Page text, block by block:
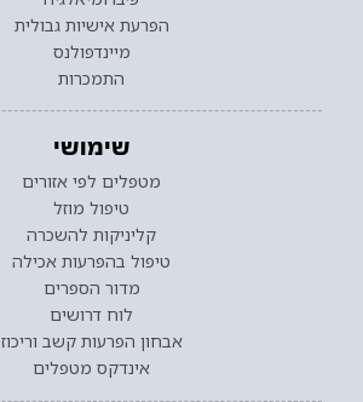
הפרעת אישיות גבולית
מיינדפולנס
התמכרות
שימושי
מטפלים לפי אזורים
טיפול מוזל
קליניקות להשכרה
טיפול בהפרעות אכילה
מדור הספרים
לוח דרושים
אבחון הפרעות קשב וריכוז
אינדקס מטפלים